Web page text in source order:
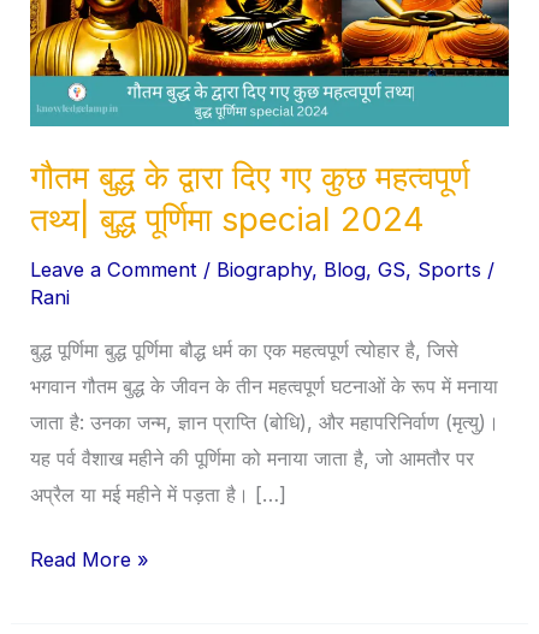
गौतम बुद्ध के द्वारा दिए गए कुछ महत्वपूर्ण
तथ्य| बुद्ध पूर्णिमा special 2024
Leave a Comment / Biography, Blog,GS, Sports /
Rani
बुद्ध पूर्णिमा बुद्ध पूर्णिमा बौद्ध धर्म का एक महत्वपूर्ण त्योहार है, जिसे
भगवान गौतम बुद्ध के जीवन के तीन महत्वपूर्ण घटनाओं के रूप में मनाया
जाता है: उनका जन्म, ज्ञान प्राप्ति (बोधि), और महापरिनिर्वाण (मृत्यु)।
यह पर्व वैशाख महीने की पूर्णिमा को मनाया जाता है, जो आमतौर पर
अप्रैल या मई महीने में पड़ता है। […]
दिए
गए
महत्वपूर्ण
तथ्य|
पूर्णिमा
special
2024
Read More »